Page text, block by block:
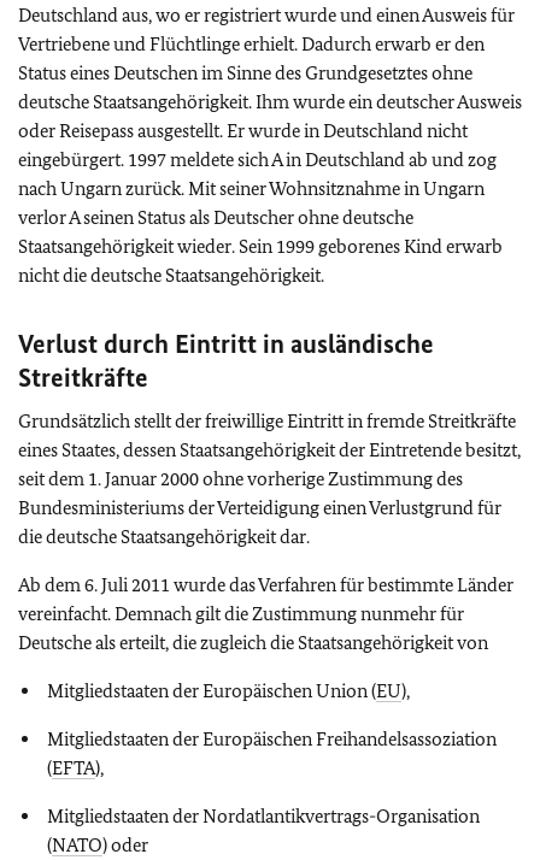
Deutschland aus, wo er registriert wurde und einen Ausweis für
Vertriebene und Flüchtlinge erhielt. Dadurch erwarb er den
Status eines Deutschen im Sinne des Grundgesetztes ohne
deutsche Staatsangehörigkeit. Ihm wurde ein deutscher Ausweis
oder Reisepass ausgestellt. Er wurde in Deutschland nicht
eingebürgert. 1997 meldete sich A in Deutschland ab und zog
nach Ungarn zurück. Mit seiner Wohnsitznahme in Ungarn
verlor A seinen Status als Deutscher ohne deutsche
Staatsangehörigkeit wieder. Sein 1999 geborenes Kind erwarb
nicht die deutsche Staatsangehörigkeit.
Verlust durch Eintritt in ausländische
Streitkräfte
Grundsätzlich stellt der freiwillige Eintritt in fremde Streitkräfte
eines Staates, dessen Staatsangehörigkeit der Eintretende besitzt,
seit dem 1. Januar 2000 ohne vorherige Zustimmung des
Bundesministeriums der Verteidigung einen Verlustgrund für
die deutsche Staatsangehörigkeit dar.
Ab dem 6. Juli 2011 wurde das Verfahren für bestimmte Länder
vereinfacht. Demnach gilt die Zustimmung nunmehr für
Deutsche als erteilt, die zugleich die Staatsangehörigkeit von
Mitgliedstaaten der Europäischen Union (EU),
Mitgliedstaaten der Europäischen Freihandelsassoziation
(EFTA),
Mitgliedstaaten der Nordatlantikvertrags-Organisation
(NATO) oder